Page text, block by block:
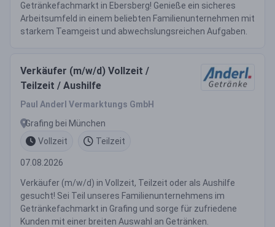
Getränkefachmarkt in Ebersberg! Genieße ein sicheres
Arbeitsumfeld in einem beliebten Familienunternehmen mit
starkem Teamgeist und abwechslungsreichen Aufgaben.
Verkäufer (m/w/d) Vollzeit /
Teilzeit / Aushilfe
Paul Anderl Vermarktungs GmbH
Grafing bei München
Vollzeit
Teilzeit
07.08.2026
Verkäufer (m/w/d) in Vollzeit, Teilzeit oder als Aushilfe
gesucht! Sei Teil unseres Familienunternehmens im
Getränkefachmarkt in Grafing und sorge für zufriedene
Kunden mit einer breiten Auswahl an Getränken.